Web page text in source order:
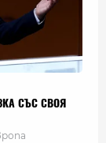
СЪС СВОЯ